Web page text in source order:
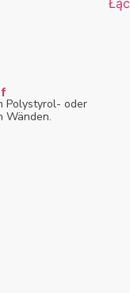
Polystyrol- oder
Wänden.